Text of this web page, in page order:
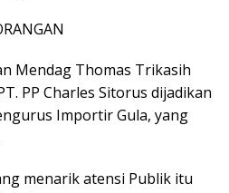
Mendag Thomas Trikasih
PP Charles Sitorus dijadikan
Importir Gula, yang
menarik atensi Publik itu